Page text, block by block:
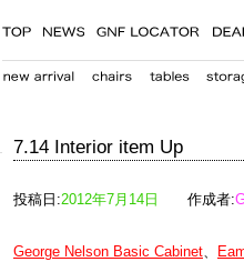
7.14 Interior item Up
投稿日:2012年7月14日 作成者:
George Nelson Basic Cabinet、